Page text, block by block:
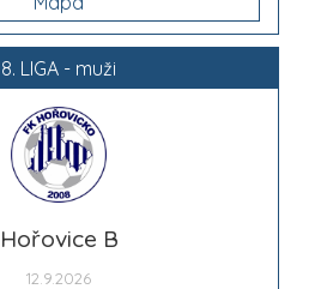
8. LIGA - muži
Hořovice B
12.9.2026